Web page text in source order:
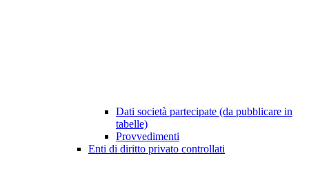
Dati società partecipate (da pubblicare in
tabelle)
Provvedimenti
Enti di diritto privato controllati